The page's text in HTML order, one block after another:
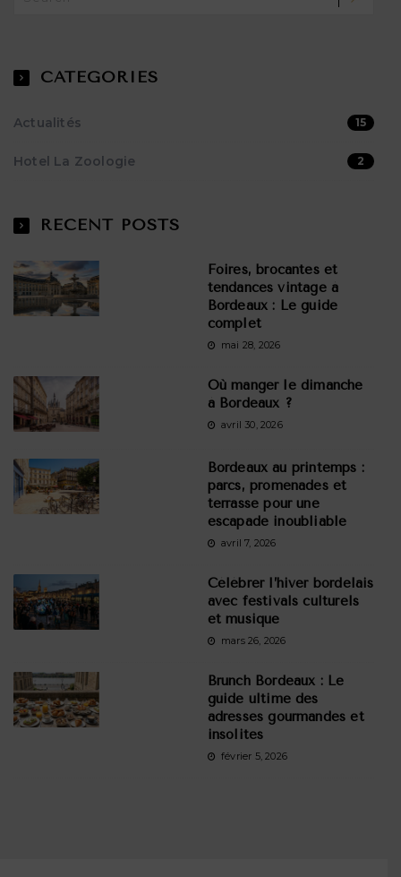
CATEGORIES
Actualités 15
Hotel La Zoologie 2
RECENT POSTS
Foires, brocantes et
tendances vintage à
Bordeaux : Le guide
complet
mai 28, 2026
Où manger le dimanche
à Bordeaux ?
avril 30, 2026
Bordeaux au printemps :
parcs, promenades et
terrasse pour une
escapade inoubliable
avril 7, 2026
Célébrer l’hiver bordelais
avec festivals culturels
et musique
mars 26, 2026
Brunch Bordeaux : Le
guide ultime des
adresses gourmandes et
insolites
février 5, 2026